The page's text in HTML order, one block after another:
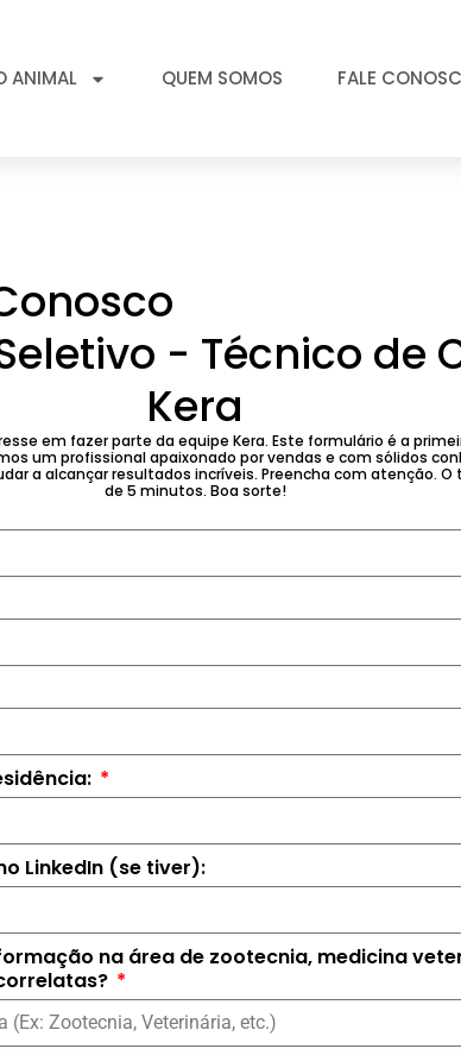
ANIMAL QUEM SOMOS FALE
- Técnico de
Kera
em fazer parte da equipe Kera. Este formulário é a
um profissional apaixonado por vendas e com sólidos
a alcançar resultados incríveis. Preencha com atenção.
de 5 minutos. Boa sorte!
LinkedIn (se tiver):
na área de zootecnia, medicina